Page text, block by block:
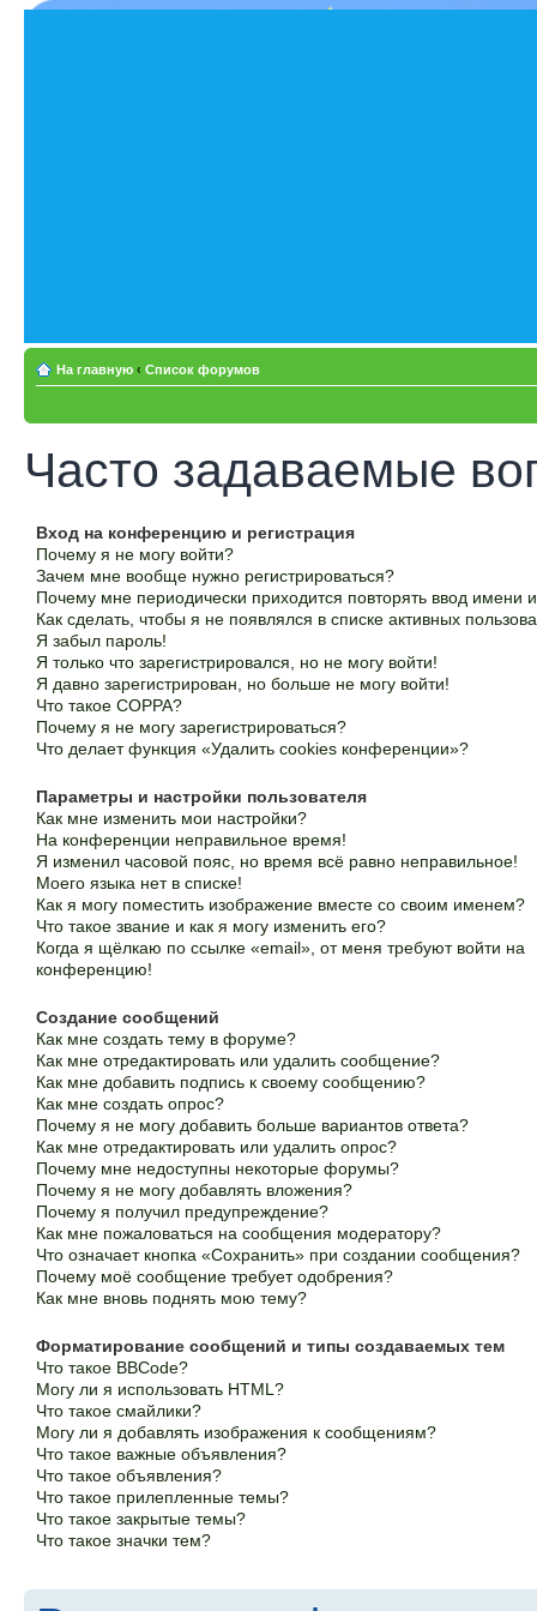
На главную ‹ Список форумов
Часто задаваемые
Вход на конференцию и регистрация
Почему я не могу войти?
Зачем мне вообще нужно регистрироваться?
Почему мне периодически приходится повторять ввод имени
Как сделать, чтобы я не появлялся в списке активных
Я забыл пароль!
Я только что зарегистрировался, но не могу войти!
Я давно зарегистрирован, но больше не могу войти!
Что такое COPPA?
Почему я не могу зарегистрироваться?
Что делает функция «Удалить cookies конференции»?
Параметры и настройки пользователя
Как мне изменить мои настройки?
На конференции неправильное время!
Я изменил часовой пояс, но время всё равно неправильное!
Моего языка нет в списке!
Как я могу поместить изображение вместе со своим именем?
Что такое звание и как я могу изменить его?
Когда я щёлкаю по ссылке «email», от меня требуют войти на
конференцию!
Создание сообщений
Как мне создать тему в форуме?
Как мне отредактировать или удалить сообщение?
Как мне добавить подпись к своему сообщению?
Как мне создать опрос?
Почему я не могу добавить больше вариантов ответа?
Как мне отредактировать или удалить опрос?
Почему мне недоступны некоторые форумы?
Почему я не могу добавлять вложения?
Почему я получил предупреждение?
Как мне пожаловаться на сообщения модератору?
Что означает кнопка «Сохранить» при создании сообщения?
Почему моё сообщение требует одобрения?
Как мне вновь поднять мою тему?
Форматирование сообщений и типы создаваемых тем
Что такое BBCode?
Могу ли я использовать HTML?
Что такое смайлики?
Могу ли я добавлять изображения к сообщениям?
Что такое важные объявления?
Что такое объявления?
Что такое прилепленные темы?
Что такое закрытые темы?
Что такое значки тем?